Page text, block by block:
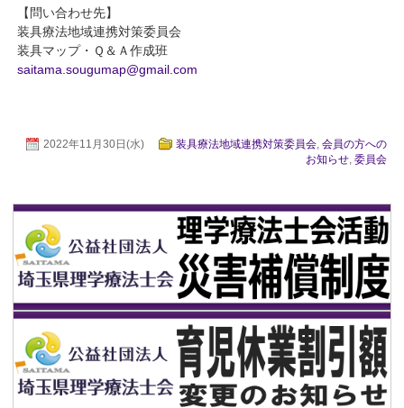
【問い合わせ先】
装具療法地域連携対策委員会
装具マップ・Ｑ＆Ａ作成班
saitama.sougumap@gmail.com
2022年11月30日(水) 装具療法地域連携対策委員会, 会員の方への
お知らせ, 委員会